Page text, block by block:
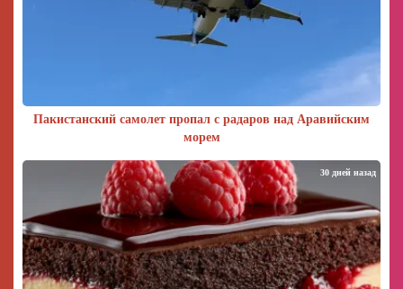
Пакистанский самолет пропал с радаров над Аравийским
морем
30 дней назад